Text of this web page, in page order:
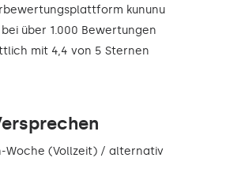
kununu
über 1.000 Bewertungen
mit 4,4 von 5 Sternen
Woche (Vollzeit) / alternativ